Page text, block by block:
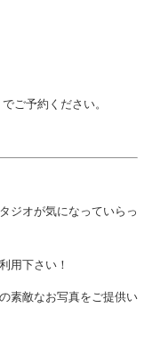
ご予約ください。
ジオが気になっていらっ
用下さい！
素敵なお写真をご提供い